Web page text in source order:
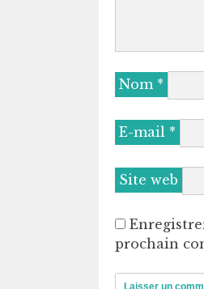
Nom *
E-mail *
Site web
prochain